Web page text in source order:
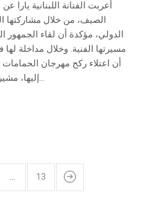
أعربت الفنانة اللبنانية يارا
الصيف، من خلال مشاركتها
الدولي، مؤكدة أن لقاء
مسيرتها الفنية. وخلال مداخلة
أن اعتلاء ركح مهرجان الحمامات
إليها، مشيرة إلى أنها ستقدم خلال الحفل...
… 13